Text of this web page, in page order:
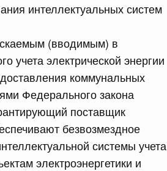
интеллектуальных систем
(вводимым) в
учета электрической энергии
коммунальных
Федерального закона
поставщик
безвозмездное
системы учета
электроэнергетики и
г.